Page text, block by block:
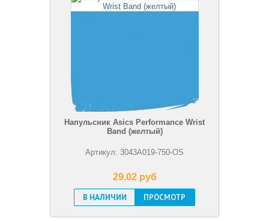
Напульсник Asics Performance Wrist
Band (желтый)
Артикул: 3043A019-750-OS
29.02 pуб
В НАЛИЧИИ
ПРОСМОТР